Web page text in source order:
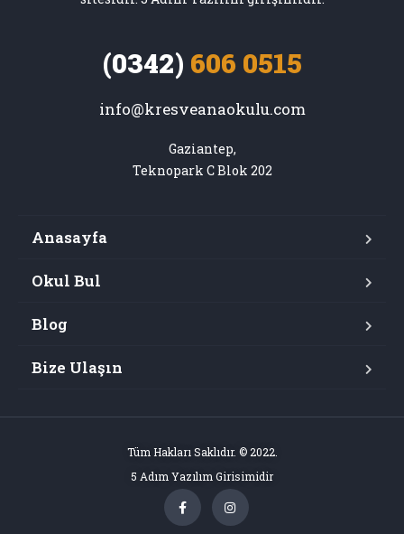
(0342) 606 0515
info@kresveanaokulu.com
Gaziantep,
Teknopark C Blok 202
Anasayfa
Okul Bul
Blog
Bize Ulaşın
Tüm Hakları Saklıdır. © 2022.
5 Adım Yazılım Girisimidir